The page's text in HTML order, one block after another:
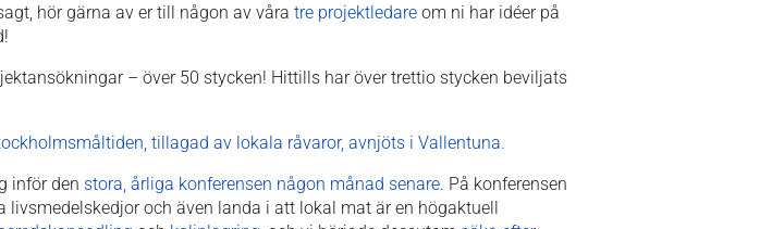
hör gärna av er till någon av våra tre projektledare om ni har idéer på
– över 50 stycken! Hittills har över trettio stycken beviljats
tillagad av lokala råvaror, avnjöts i Vallentuna.
inför den stora, årliga konferensen någon månad senare. På konferensen
och även landa i att lokal mat är en högaktuell